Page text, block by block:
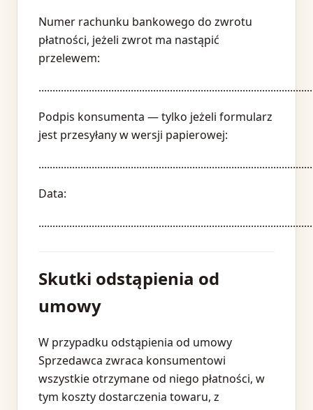
Numer rachunku bankowego do zwrotu
płatności, jeżeli zwrot ma nastąpić
przelewem:
Podpis konsumenta — tylko jeżeli formularz
jest przesyłany w wersji papierowej:
Data:
Skutki odstąpienia od
umowy
W przypadku odstąpienia od umowy
Sprzedawca zwraca konsumentowi
wszystkie otrzymane od niego płatności, w
tym koszty dostarczenia towaru, z